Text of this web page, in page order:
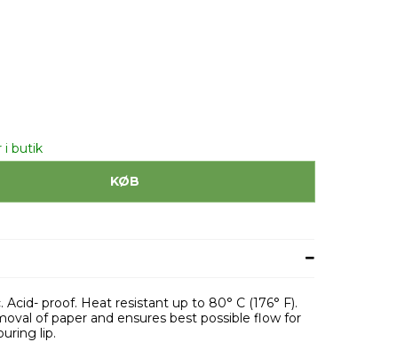
i butik
KØB
proof. Heat resistant up to 80° C (176° F).
of paper and ensures best possible flow for
lip.